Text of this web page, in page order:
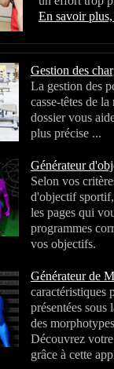
En savoir
Gestion des
La gestion des
casse-têtes de
dossier vous
plus précise ...
Générateur
Selon vos
d'objectif
les pages qui
programmes
vos objectifs.
Générateur de
caractéristiques
présentées sous
des
Découvrez
grâce à cette